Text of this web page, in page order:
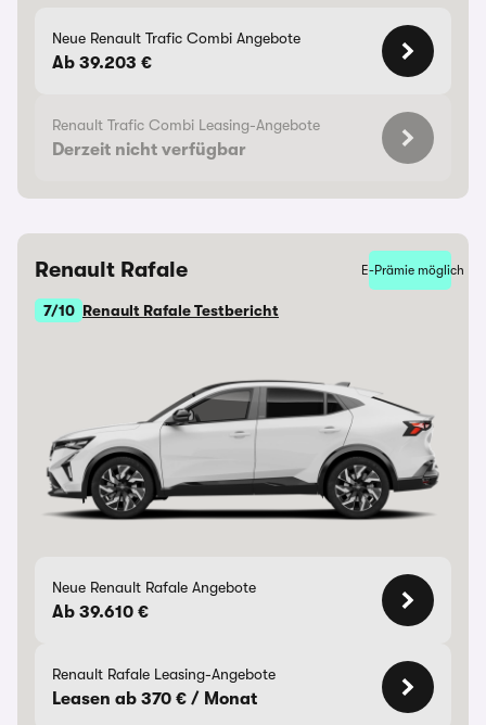
Neue Renault Trafic Combi Angebote
Ab 39.203 €
Renault Trafic Combi Leasing-Angebote
Derzeit nicht verfügbar
Renault Rafale E-Prämie möglich
7/10 Renault Rafale Testbericht
Neue Renault Rafale Angebote
Ab 39.610 €
Renault Rafale Leasing-Angebote
Leasen ab 370 € / Monat